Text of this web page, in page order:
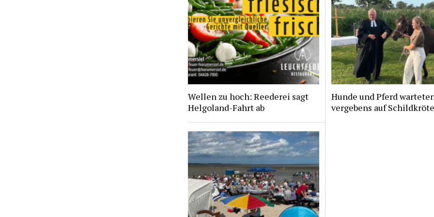
Wellen zu hoch: Reederei sagt
Helgoland-Fahrt ab
Hunde und Pferd
vergebens auf Schildkröte